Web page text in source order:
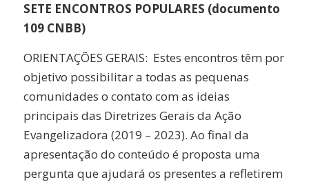
SETE ENCONTROS POPULARES (documento
109 CNBB)
ORIENTAÇÕES GERAIS: Estes encontros têm por
objetivo possibilitar a todas as pequenas
comunidades o contato com as ideias
principais das Diretrizes Gerais da Ação
Evangelizadora (2019 – 2023). Ao final da
apresentação do conteúdo é proposta uma
pergunta que ajudará os presentes a refletirem